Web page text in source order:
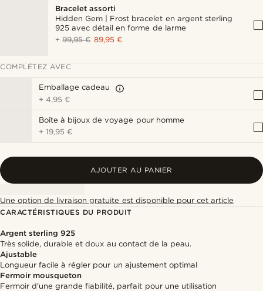
Bracelet assorti
Hidden Gem | Frost bracelet en argent sterling
925 avec détail en forme de larme
+99,95 € 89,95 €
COMPLÉTEZ AVEC
Emballage cadeau
+4,95 €
Boîte à bijoux de voyage pour homme
+19,95 €
AJOUTER AU PANIER
Une option de livraison gratuite est disponible pour cet article
CARACTÉRISTIQUES DU PRODUIT
Argent sterling 925
Très solide, durable et doux au contact de la peau.
Ajustable
Longueur facile à régler pour un ajustement optimal
Fermoir mousqueton
Fermoir d'une grande fiabilité, parfait pour une utilisation